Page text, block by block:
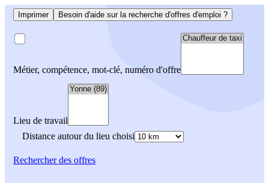
Imprimer Besoin d'aide sur la recherche d'offres d'emploi ?
Métier, compétence, mot-clé, numéro d'offre
Lieu de travail
Distance autour du lieu choisi
Rechercherdes offres